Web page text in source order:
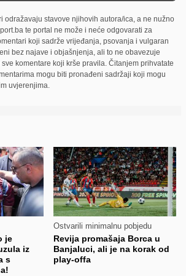
odražavaju stavove njihovih autora/ica, a ne nužno
te portal ne može i neće odgovarati za
koji sadrže vrijeđanja, psovanja i vulgaran
bez najave i objašnjenja, ali to ne obavezuje
komentare koji krše pravila. Čitanjem prihvatate
mogu biti pronađeni sadržaji koji mogu
uvjerenjima.
je
iz
s
Ostvarili minimalnu pobjedu
Revija promašaja Borca u
Banjaluci, ali je na korak od
play-offa